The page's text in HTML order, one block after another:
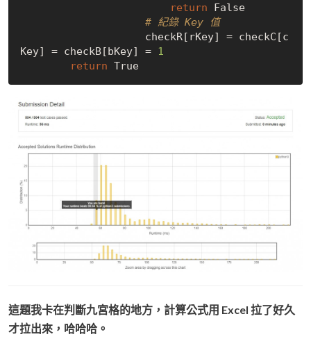
return
False
# 紀錄 Key 值
Key] = checkB[bKey] = 1
return True
這題我卡在判斷九宮格的地方，計算公式用 Excel 拉了好久
才拉出來，哈哈哈。